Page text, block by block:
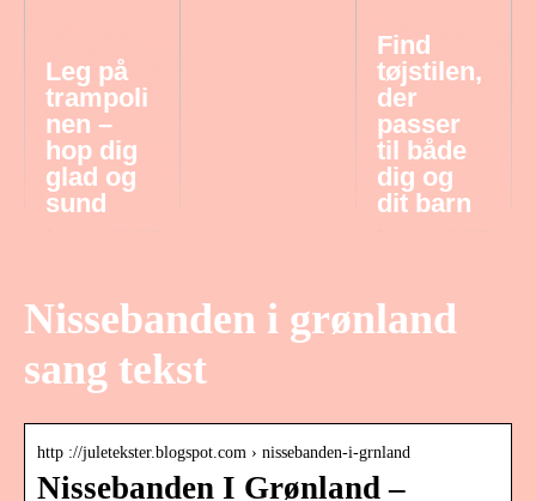
Leg på
trampoli
nen –
hop dig
glad og
sund
Find
tøjstilen,
der
passer
til både
dig og
dit barn
Nissebanden i grønland
sang tekst
http ://juletekster.blogspot.com › nissebanden-i-grnland
Nissebanden I Grønland –